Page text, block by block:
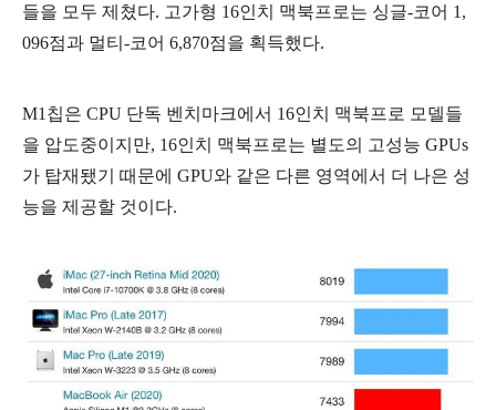
들을 모두 제쳤다. 고가형 16인치 맥북프로는 싱글-코어 1,
096점과 멀티-코어 6,870점을 획득했다.
M1칩은 CPU 단독 벤치마크에서 16인치 맥북프로 모델들
을 압도중이지만, 16인치 맥북프로는 별도의 고성능 GPUs
가 탑재됐기 때문에 GPU와 같은 다른 영역에서 더 나은 성
능을 제공할 것이다.